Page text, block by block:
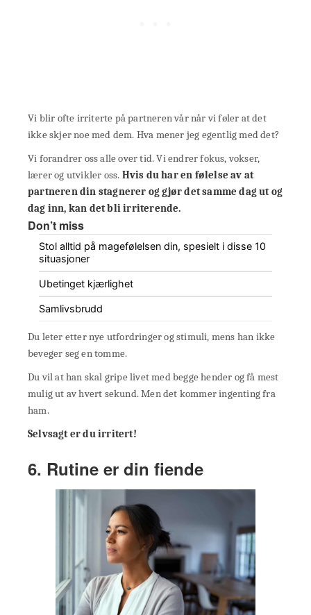
Vi blir ofte irriterte på partneren vår når vi føler at det
ikke skjer noe med dem. Hva mener jeg egentlig med det?
Vi forandrer oss alle over tid. Vi endrer fokus, vokser,
lærer og utvikler oss. Hvis du har en følelse av at
partneren din stagnerer og gjør det samme dag ut og
dag inn, kan det bli irriterende.
Don’t miss
Stol alltid på magefølelsen din, spesielt i disse 10
situasjoner
Ubetinget kjærlighet
Samlivsbrudd
Du leter etter nye utfordringer og stimuli, mens han ikke
beveger seg en tomme.
Du vil at han skal gripe livet med begge hender og få mest
mulig ut av hvert sekund. Men det kommer ingenting fra
ham.
Selvsagt er du irritert!
6. Rutine er din fiende